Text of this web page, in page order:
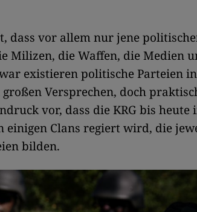
dass vor allem nur jene
Milizen, die Waffen, die Medien
existieren politische Parteien
Versprechen, doch
vor, dass die KRG bis heute
einigen Clans regiert wird, die
bilden.